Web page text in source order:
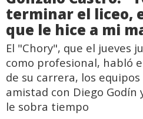
terminar el liceo,
que le hice a mi
El "Chory", que el jueves
como profesional, habló
de su carrera, los
amistad con Diego Godín
le sobra tiempo